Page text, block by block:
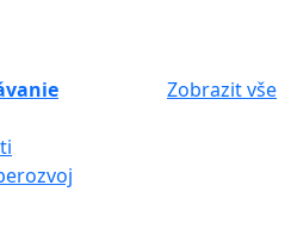
Zobrazit vše